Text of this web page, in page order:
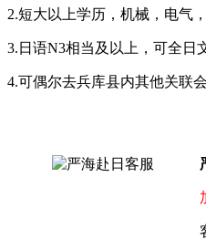
2.短大以上学历，机械，电气
3.日语N3相当及以上，可全日
4.可偶尔去兵库县内其他关联会